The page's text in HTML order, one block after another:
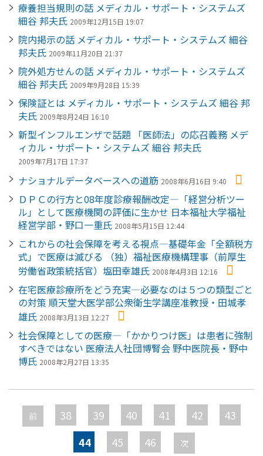
療養担当規則の話 メディカル・サポート・システムズ
細谷 邦夫氏 2009年12月15日 19:07
院内掲示の話 メディカル・サポート・システムズ 細谷
邦夫氏 2009年11月20日 21:37
院外処方せんの話 メディカル・サポート・システムズ
細谷 邦夫氏 2009年9月28日 15:39
保険証とは メディカル・サポート・システムズ 細谷 邦
夫氏 2009年8月24日 16:10
新型インフルエンザで話題 「医師法」の応召義務 メデ
ィカル・サポート・システムズ 細谷 邦夫氏
2009年7月17日 17:37
ナショナルデータベースへの道筋 2008年6月16日 9:40
ＤＰＣの行方と08年度診療報酬改定―「経営分析ツー
ル」として医療機関の評価に生かせ 日本福祉大学福祉
経営学部・野口一重氏 2008年5月15日 12:44
これからの社会保障を考える視点―基礎年金「全額税方
式」で医療は滅びる （独）福祉医療機構理事（前厚生
労働省政策統括官）塩田幸雄氏 2008年4月3日 12:16
在宅医療診療所をどう充実―必要なのは５つの類型ごと
の対策 順天堂大医学部公衆衛生学講座准教授・田城孝
雄氏 2008年3月13日 12:27
社会保障としての医療―「かかりつけ医」は患者に強制
すべきではない 医療法人社団博腎会 野中医院長・野中
博氏 2008年2月27日 13:35
ペ
ー
ジ
前 38 39 40 41 42
43
44
45 46 次